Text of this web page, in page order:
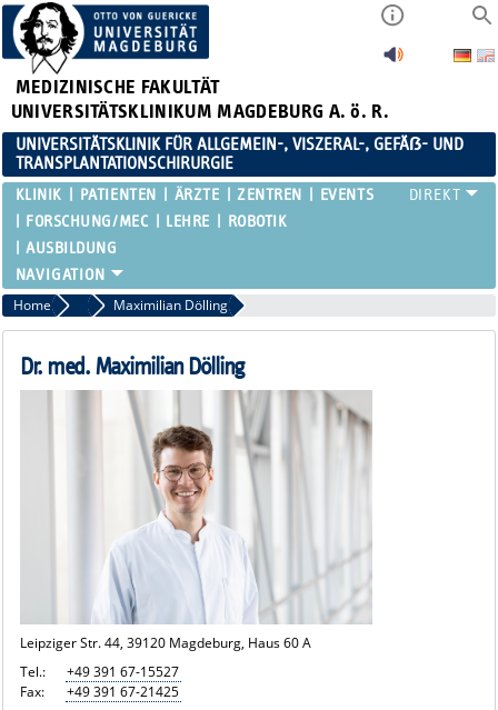
MEDIZINISCHE FAKULTÄT
UNIVERSITÄTSKLINIKUM MAGDEBURG A. ö. R.
UNIVERSITÄTSKLINIK FÜR ALLGEMEIN-, VISZERAL-, GEFÄẞ- UND
TRANSPLANTATIONSCHIRURGIE
KLINIK PATIENTEN ÄRZTE ZENTREN
EVENTS
FORSCHUNG/MEC
LEHRE
ROBOTIK
AUSBILDUNG
Home Assistenzärztinnen / Assistenzärzte
Maximilian Dölling
Dr. med. Maximilian Dölling
Leipziger Str. 44, 39120 Magdeburg, Haus 60 A
Tel.:
+49 391 67-15527
Fax:
+49 391 67-21425